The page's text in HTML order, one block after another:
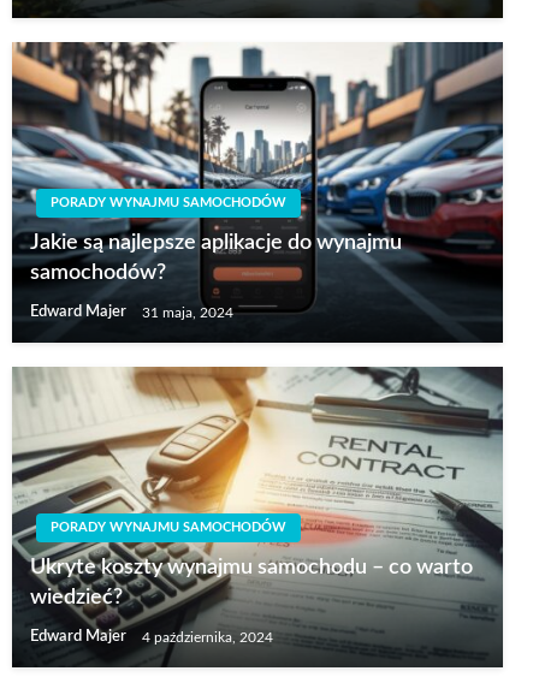
PORADY WYNAJMU SAMOCHODÓW
Jakie są najlepsze aplikacje do wynajmu
samochodów?
Edward Majer 31 maja, 2024
PORADY WYNAJMU SAMOCHODÓW
Ukryte koszty wynajmu samochodu – co warto
wiedzieć?
Edward Majer 4 października, 2024